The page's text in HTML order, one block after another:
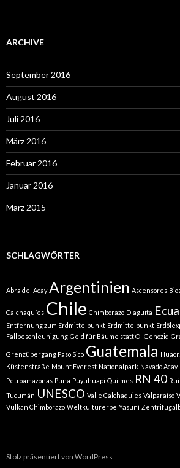
ARCHIVE
September 2016
August 2016
Juli 2016
März 2016
Februar 2016
Januar 2016
März 2015
SCHLAGWÖRTER
Abra del Acay Argentinien Ascensores
Calchaquíes Chile Chimborazo Diaguita
Entfernung zum Erdmittelpunkt Erdmittelpunkt
Fallbeschleunigung Geld für Bäume statt Öl Genozid
Grenzübergang Paso Sico Guatemala
Küstenstraße Mount Everest Nationalpark Navado Acay
Petroamazonas Puna Puyuhuapi Quilmes RN 40
Tucumán UNESCO Valle Calchaquies Valparaíso
Vulkan Chimborazo Weltkulturerbe Yasuní
Stolz präsentiert von WordPress